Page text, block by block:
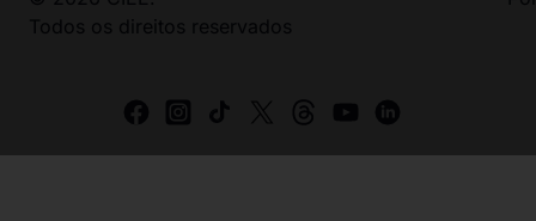
Todos os direitos reservados